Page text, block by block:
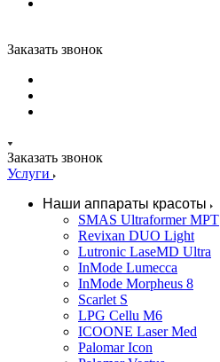
Заказать звонок
Заказать звонок
Услуги
Наши аппараты красоты
SMAS Ultraformer MPT
Revixan DUO Light
Lutronic LaseMD Ultra
InMode Lumecca
InMode Morpheus 8
Scarlet S
LPG Cellu M6
ICOONE Laser Med
Palomar Icon